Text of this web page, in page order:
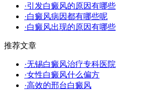
·引发白癜风的原因有哪些
·白癜风病因都有哪些呢
·白癜风出现的原因有哪些
推荐文章
·无锡白癜风治疗专科医院
·女性白癜风什么偏方
·高效的邢台白癜风